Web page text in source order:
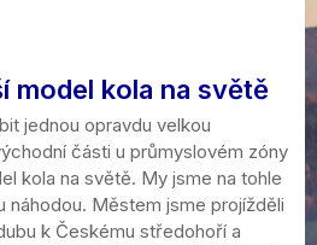
model kola na světě
jednou opravdu velkou
části u průmyslovém zóny
kola na světě. My jsme na tohle
náhodou. Městem jsme projížděli
k Českému středohoří a